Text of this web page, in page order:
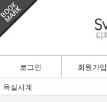
로그인 회원가입
욕실시계